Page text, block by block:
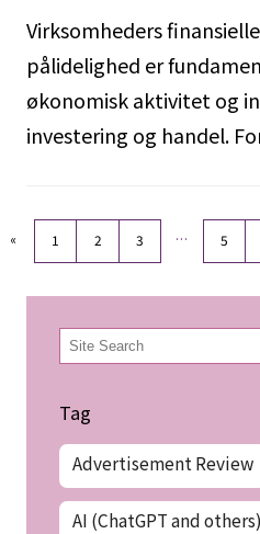
Virksomheders
pålidelighed er
økonomisk aktivitet og
investering og handel.
« 1 2 3 … 5
検
索
Tag
Advertisement Review
AI (ChatGPT and others)